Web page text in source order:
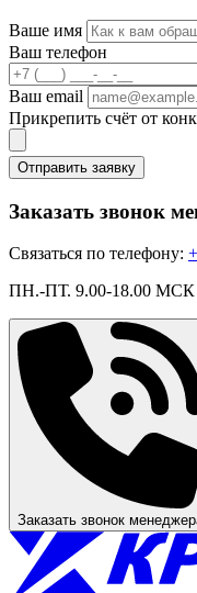
Ваше имя
Ваш телефон
Ваш email
Прикрепить счёт от
Отправить заявку
Заказать звонок
Связаться по телефону:
ПН.-ПТ. 9.00-18.00 МСК
Заказать звонок